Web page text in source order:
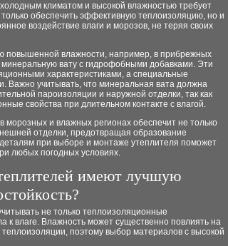
климатом и высокой влажностью требует
обеспечить эффективную теплоизоляцию, но и
воздействие влаги и морозов, не теряя своих
повышенной влажности, например, в прибрежных
вату с гидрофобными добавками. Эти
характеристиками, а специальные
Важно учитывать, что минеральная вата должна
пароизоляции и наружной отделки, так как
свойства при длительном контакте с влагой.
и влажных регионах обеспечит не только
отделки, предотвращая образование
при выборе и монтаже утеплителя поможет
любых погодных условиях.
имеют лучшую
не только теплоизоляционные
к влаге. Влажность может существенно повлиять на
поэтому выбор материалов с высокой